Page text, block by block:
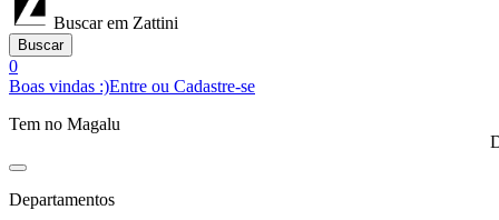
Buscar em Zattini
Buscar
0
Boas vindas :)Entre ou Cadastre-se
Tem no Magalu
Departamentos